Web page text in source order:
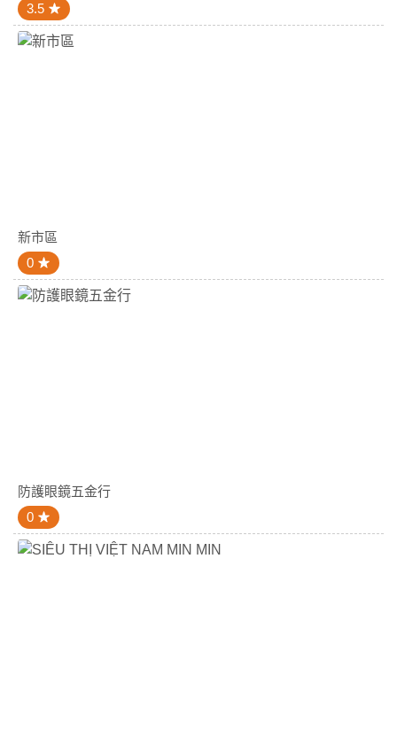
3.5
新市區
0
防護眼鏡五金行
0